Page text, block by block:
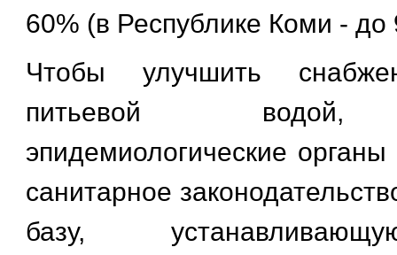
60% (в Республике Коми - до
Чтобы улучшить
питьевой водой,
эпидемиологические
санитарное
базу,